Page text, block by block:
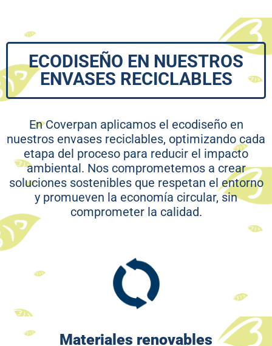
ECODISEÑO EN NUESTROS
ENVASES RECICLABLES
En Coverpan aplicamos el ecodiseño en
nuestros envases reciclables, optimizando cada
etapa del proceso para reducir el impacto
ambiental. Nos comprometemos a crear
soluciones sostenibles que respetan el entorno
y promueven la economía circular, sin
comprometer la calidad.
Materiales renovables